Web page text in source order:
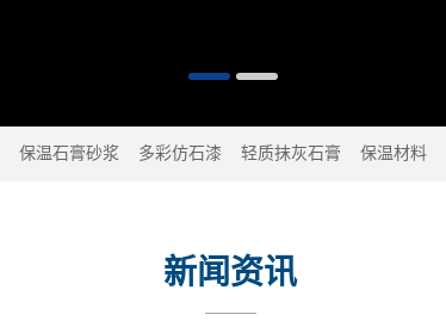
保温石膏砂浆 多彩仿石漆 轻质抹灰石膏 保温材料
新闻资讯